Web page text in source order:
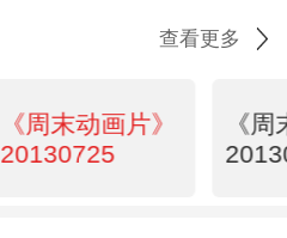
查看更多
《周末动画片》
20130725
《